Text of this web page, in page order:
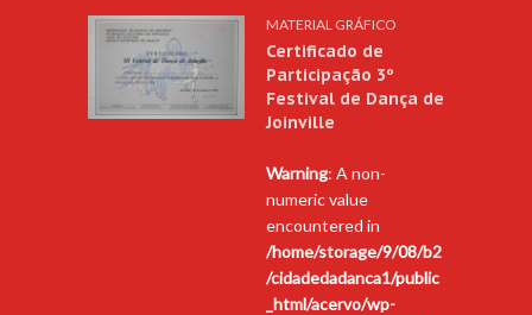
MATERIAL GRÁFICO
Certificado de
Participação 3º
Festival de Dança de
Joinville
Warning: A non-
numeric value
encountered in
/home/storage/9/08/b2
/cidadedadanca1/public
_html/acervo/wp-